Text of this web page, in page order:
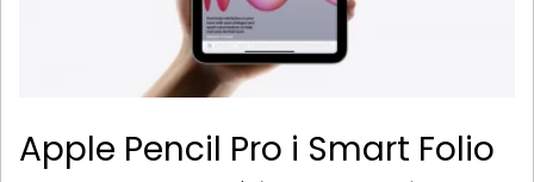
Apple Pencil Pro i Smart Folio